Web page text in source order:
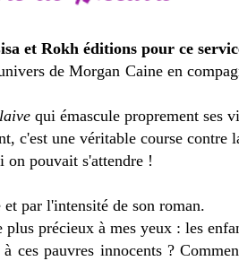
et Rokh éditions pour ce
de Morgan Caine en
qui émascule proprement ses
c'est une véritable course contre
on pouvait s'attendre !
par l'intensité de son roman.
précieux à mes yeux : les
pauvres innocents ?